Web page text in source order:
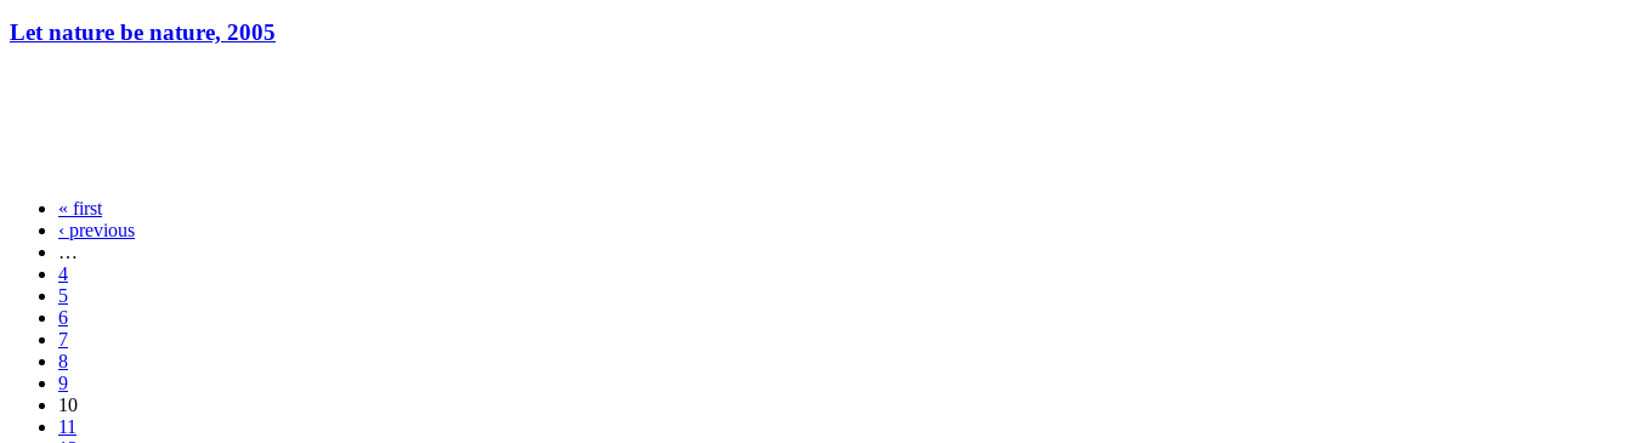
Let nature be nature, 2005
« first
‹ previous
…
4
5
6
7
8
9
10
11